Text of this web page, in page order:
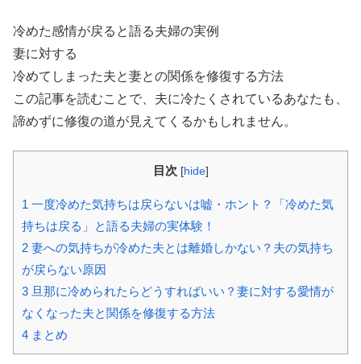
冷めた感情が戻ると語る夫婦の実例
妻に対する
冷めてしまった夫と妻との関係を修復する方法
この記事を読むことで、夫に冷たくされているあなたも、
諦めずに修復の道が見えてくるかもしれません。
目次 [hide]
1 一度冷めた気持ちは戻らないは嘘・ホント？「冷めた気
持ちは戻る」と語る夫婦の実体験！
2 妻への気持ちが冷めた夫とは離婚しかない？夫の気持ち
が戻らない原因
3 旦那に冷められたらどうすればいい？妻に対する愛情が
なくなった夫と関係を修復する方法
4 まとめ